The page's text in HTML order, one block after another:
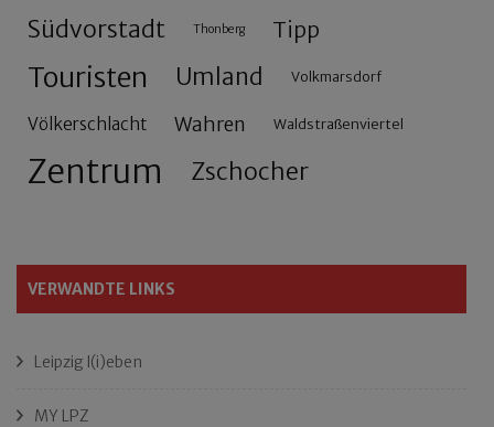
Südvorstadt Thonberg Tipp
Touristen Umland Volkmarsdorf
Völkerschlacht Wahren Waldstraßenviertel
Zentrum Zschocher
VERWANDTE LINKS
Leipzig l(i)eben
MY LPZ